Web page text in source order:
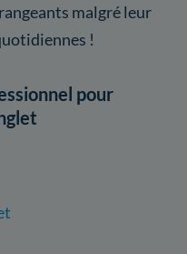
malgré leur
!
pour